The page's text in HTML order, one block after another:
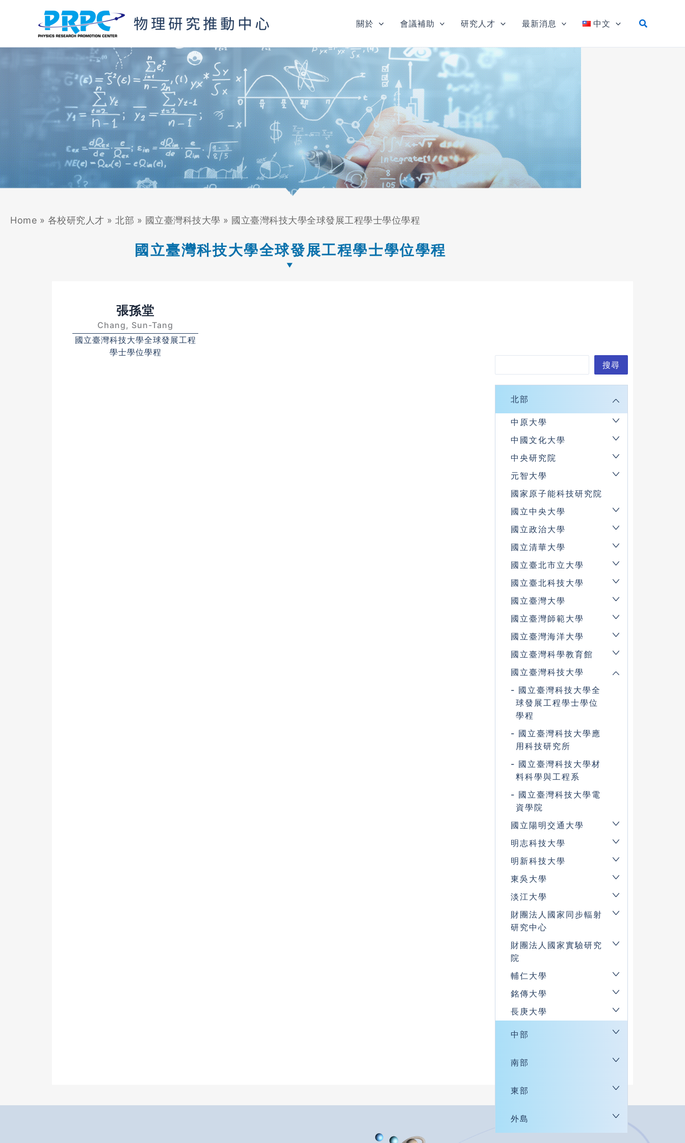
內
容
關於 會議補助 研究人才 最新消息 中文
Home » 各校研究人才 » 北部 » 國立臺灣科技大學 » 國立臺灣科技大學全球發展工程學士學位學程
國立臺灣科技大學全球發展工程學士學位學程
張孫堂
Chang, Sun-Tang
國立臺灣科技大學全球發展工程
學士學位學程
尋
搜尋
北部
中原大學
中國文化大學
中央研究院
元智大學
國家原子能科技研究院
國立中央大學
國立政治大學
國立清華大學
國立臺北市立大學
國立臺北科技大學
國立臺灣大學
國立臺灣師範大學
國立臺灣海洋大學
國立臺灣科學教育館
國立臺灣科技大學
國立臺灣科技大學全
球發展工程學士學位
學程
國立臺灣科技大學應
用科技研究所
國立臺灣科技大學材
料科學與工程系
國立臺灣科技大學電
資學院
國立陽明交通大學
明志科技大學
明新科技大學
東吳大學
淡江大學
財團法人國家同步輻射
研究中心
財團法人國家實驗研究
院
輔仁大學
銘傳大學
長庚大學
中部
南部
東部
外島